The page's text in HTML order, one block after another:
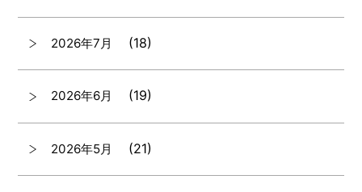
2026年7月 (18)
2026年6月 (19)
2026年5月 (21)